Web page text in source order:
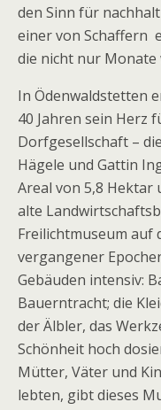
den Sinn für
einer von Schaffern
die nicht nur Monate
In Ödenwaldstetten
40 Jahren sein Herz
Dorfgesellschaft –
Hägele und Gattin
Areal von 5,8 Hektar
alte
Freilichtmuseum auf
vergangener
Gebäuden intensiv:
Bauern­tracht; die
der Älbler, das
Schönheit hoch
Mütter, Väter und
lebten, gibt dieses